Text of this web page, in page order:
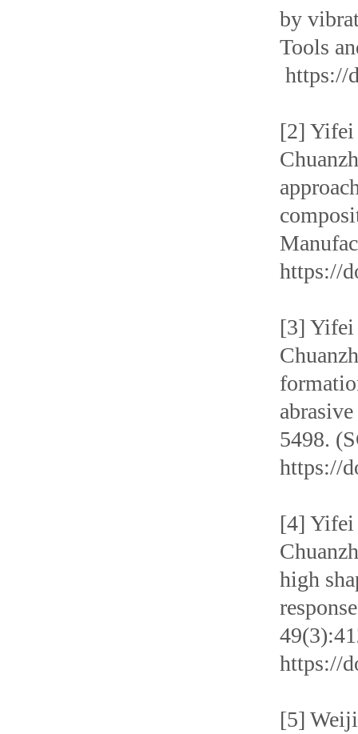
by
Tools
https://
[2] Yifei
https://
[3] Yifei
5498.
https://
[4] Yifei
high
https://
[5]